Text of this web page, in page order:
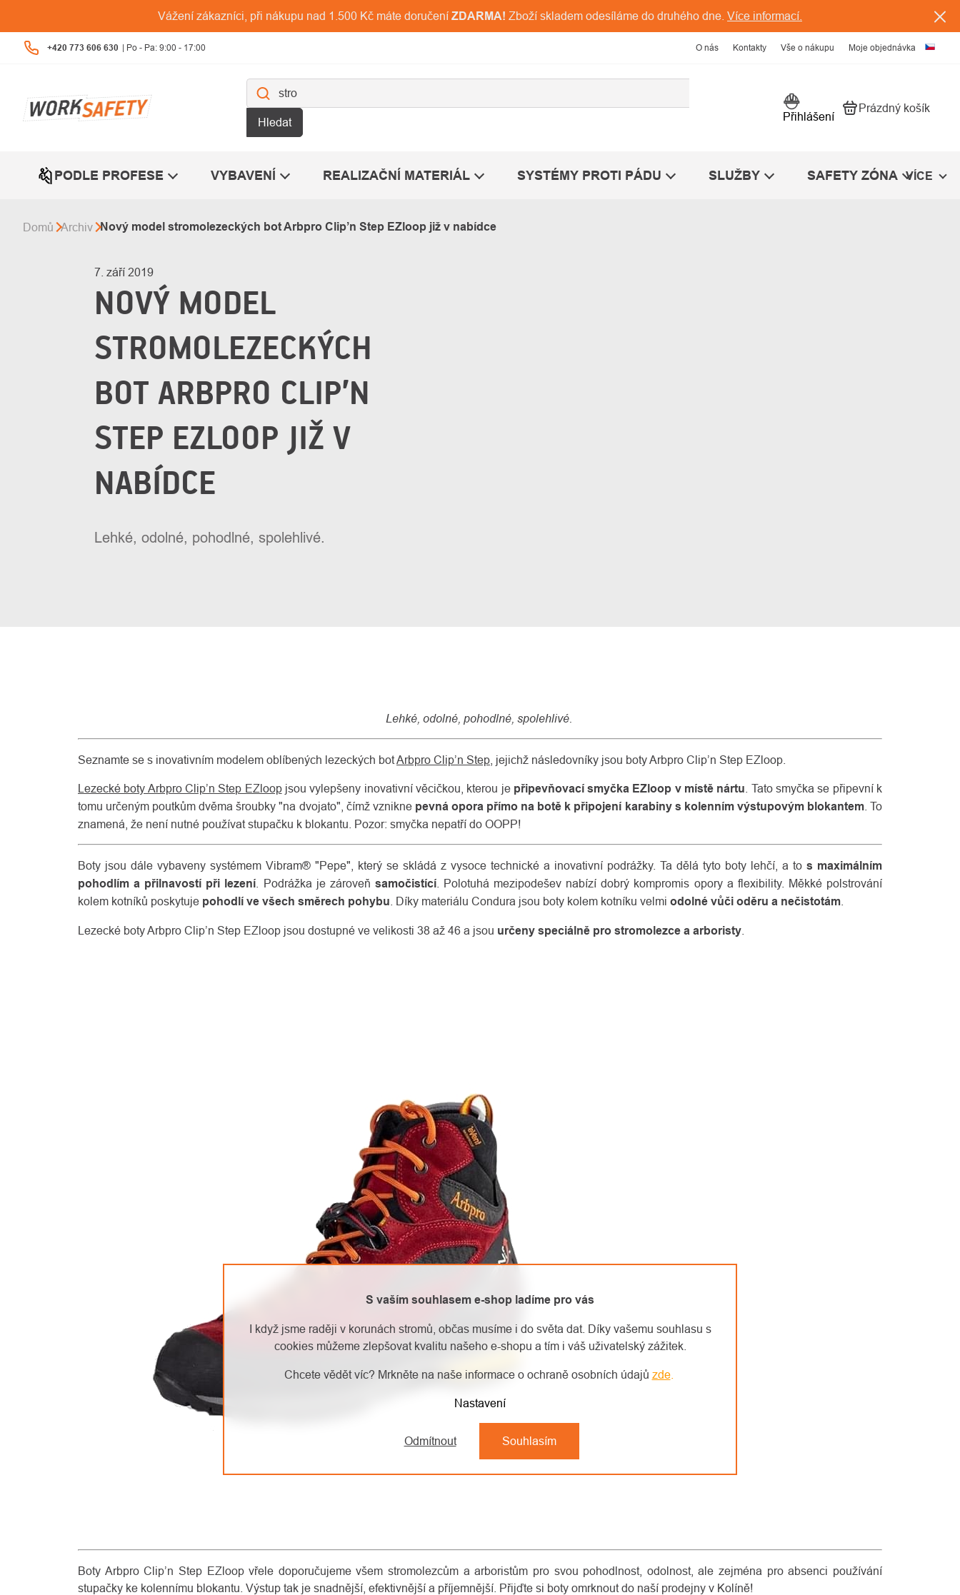
S vaším souhlasem e-shop ladíme pro vás
I když jsme raději v korunách stromů, občas musíme i do světa dat. Díky vašemu souhlasu s
cookies můžeme zlepšovat kvalitu našeho e-shopu a tím i váš uživatelský zážitek.
Chcete vědět víc? Mrkněte na naše informace o ochraně osobních údajů zde.
Nastavení
Odmítnout Souhlasím
obsah
Vážení zákazníci, při nákupu nad 1.500 Kč máte doručení ZDARMA! Zboží skladem odesíláme do druhého dne. Více informací.
+420 773 606 630 O nás Kontakty Vše o nákupu Moje objednávka
Hledat Přihlášení Nákupní košík
Prázdný košík
PODLE PROFESE VYBAVENÍ REALIZAČNÍ MATERIÁL SYSTÉMY PROTI PÁDU SLUŽBY SAFETY ZÓNA VÍCE
Domů Archiv Nový model stromolezeckých bot Arbpro Clip’n Step EZloop již v nabídce
7. září 2019
NOVÝ MODEL
STROMOLEZECKÝCH
BOT ARBPRO CLIP’N
STEP EZLOOP JIŽ V
NABÍDCE
Lehké, odolné, pohodlné, spolehlivé.
Lehké, odolné, pohodlné, spolehlivé.
Seznamte se s inovativním modelem oblíbených lezeckých botArbpro Clip’n Step , jejichž následovníky jsou boty Arbpro Clip’n Step EZloop.
Lezecké boty Arbpro Clip’n Step EZloopjsou vylepšeny inovativní věcičkou, kterou je připevňovací smyčka EZloop v místě nártu . Tato smyčka se připevní k
tomu určeným poutkům dvěma šroubky "na dvojato", čímž vznikne pevná opora přímo na botě k připojení karabiny s kolenním výstupovým blokantem. To
znamená, že není nutné používat stupačku k blokantu. Pozor: smyčka nepatří do OOPP!
Boty jsou dále vybaveny systémem Vibram® "Pepe", který se skládá z vysoce technické a inovativní podrážky. Ta dělá tyto boty lehčí, a to s maximálním
pohodlím a přilnavostí při lezení . Podrážka je zároveň samočistící. Polotuhá mezipodešev nabízí dobrý kompromis opory a flexibility. Měkké polstrování
kolem kotníků poskytuje pohodlí ve všech směrech pohybu . Díky materiálu Condura jsou boty kolem kotníku velmi odolné vůči oděru a nečistotám
Lezecké boty Arbpro Clip’n Step EZloop jsou dostupné ve velikosti 38 až 46 a jsou určeny speciálně pro stromolezce a arboristy
Boty Arbpro Clip’n Step EZloop vřele doporučujeme všem stromolezcům a arboristům pro svou pohodlnost, odolnost, ale zejména pro absenci používání
stupačky ke kolennímu blokantu. Výstup tak je snadnější, efektivnější a příjemnější. Přijďte si boty omrknout do naší prodejny v Kolíně!